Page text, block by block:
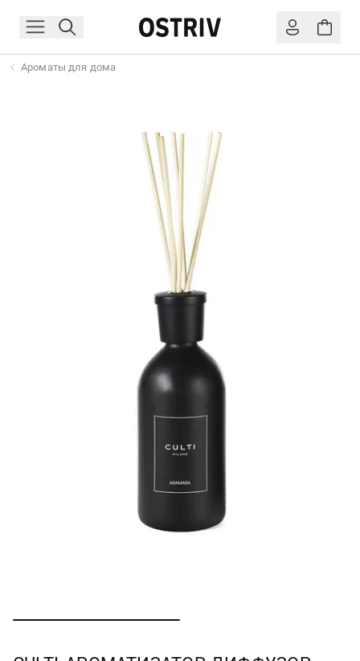
Ароматы для дома